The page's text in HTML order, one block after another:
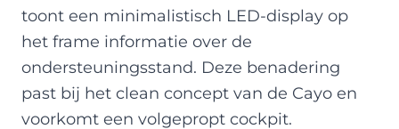
toont een minimalistisch LED-display op
het frame informatie over de
ondersteuningsstand. Deze benadering
past bij het clean concept van de Cayo en
voorkomt een volgepropt cockpit.